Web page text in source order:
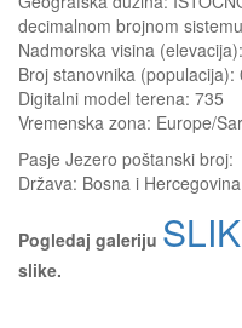
decimalnom brojnom
Nadmorska visina (elevacija):
Broj stanovnika (populacija):
Digitalni model terena: 735
Vremenska zona: Europe/
Pasje Jezero poštanski broj:
Država: Bosna i
Pogledaj galeriju
slike.